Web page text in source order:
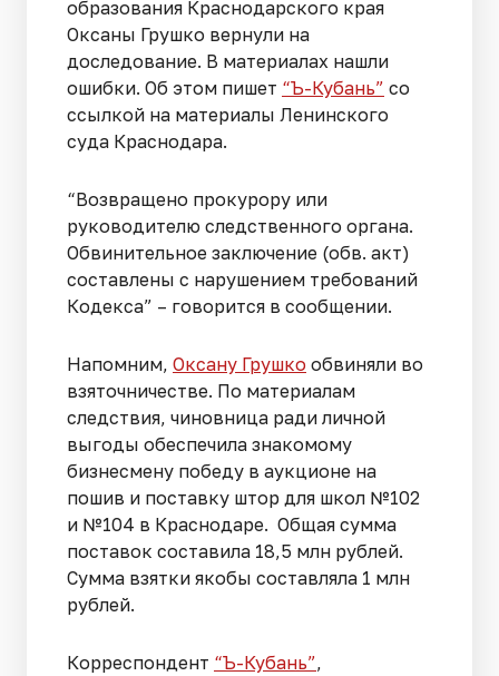
образования Краснодарского края
Оксаны Грушко вернули на
доследование. В материалах нашли
ошибки. Об этом пишет “Ъ-Кубань” со
ссылкой на материалы Ленинского
суда Краснодара.
“Возвращено прокурору или
руководителю следственного органа.
Обвинительное заключение (обв. акт)
составлены с нарушением требований
Кодекса” – говорится в сообщении.
Напомним, Оксану Грушко обвиняли во
взяточничестве. По материалам
следствия, чиновница ради личной
выгоды обеспечила знакомому
бизнесмену победу в аукционе на
пошив и поставку штор для школ №102
и №104 в Краснодаре. Общая сумма
поставок составила 18,5 млн рублей.
Сумма взятки якобы составляла 1 млн
рублей.
Корреспондент “Ъ-Кубань”,